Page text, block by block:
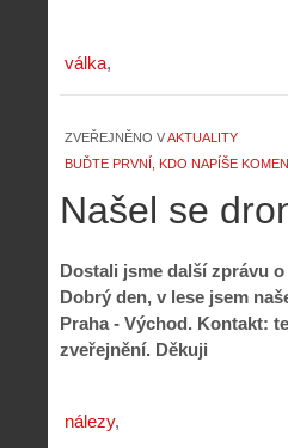
válka
ZVEŘEJNĚNO VAKTUALITY
BUĎTE PRVNÍ, KDO NAPÍŠE
Našel se
Dostali jsme další zprávu
Dobrý den, v lese jsem
Praha - Východ. Kontakt:
zveřejnění. Děkuji
nálezy